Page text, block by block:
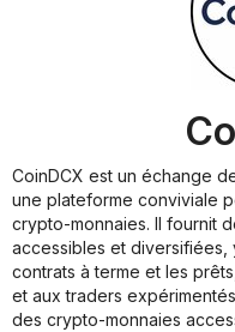
CoinDCX est un échange
une plateforme conviviale
crypto-monnaies. Il fournit
accessibles et diversifiées,
contrats à terme et les
et aux traders
des crypto-monnaies